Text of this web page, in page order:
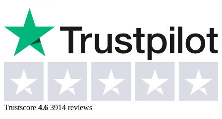
Trustscore 4.6 3914 reviews